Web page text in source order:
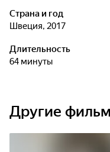
Страна и год
Швеция, 2017
Длительность
64 минуты
Другие